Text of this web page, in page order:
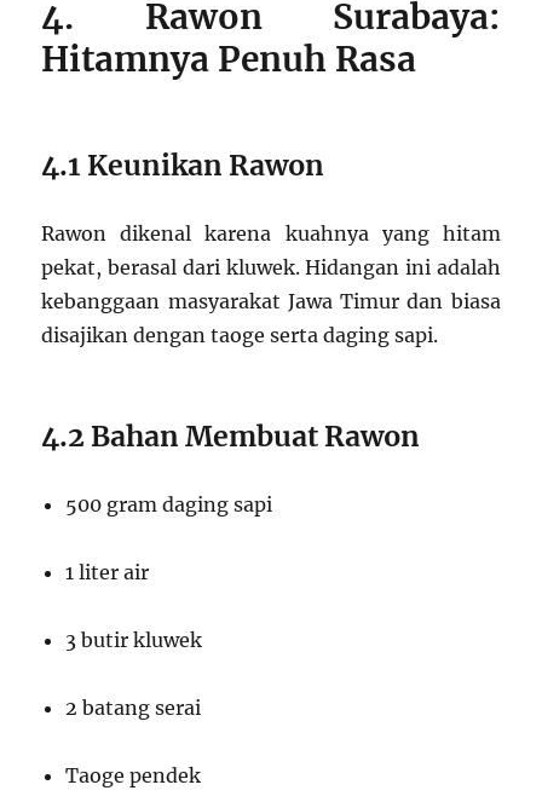
4. Rawon Surabaya:
Hitamnya Penuh Rasa
4.1 Keunikan Rawon
Rawon dikenal karena kuahnya yang hitam
pekat, berasal dari kluwek. Hidangan ini adalah
kebanggaan masyarakat Jawa Timur dan biasa
disajikan dengan taoge serta daging sapi.
4.2 Bahan Membuat Rawon
500 gram daging sapi
1 liter air
3 butir kluwek
2 batang serai
Taoge pendek